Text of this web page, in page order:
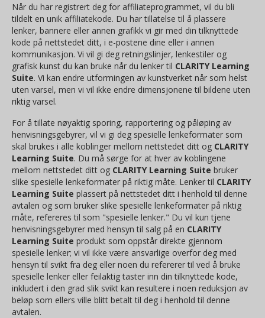
Når du har registrert deg for affiliateprogrammet, vil du bli
tildelt en unik affiliatekode. Du har tillatelse til å plassere
lenker, bannere eller annen grafikk vi gir med din tilknyttede
kode på nettstedet ditt, i e-postene dine eller i annen
kommunikasjon. Vi vil gi deg retningslinjer, lenkestiler og
grafisk kunst du kan bruke når du lenker til CLARITY Learning
Suite. Vi kan endre utformingen av kunstverket når som helst
uten varsel, men vi vil ikke endre dimensjonene til bildene uten
riktig varsel.
For å tillate nøyaktig sporing, rapportering og påløping av
henvisningsgebyrer, vil vi gi deg spesielle lenkeformater som
skal brukes i alle koblinger mellom nettstedet ditt og CLARITY
Learning Suite. Du må sørge for at hver av koblingene
mellom nettstedet ditt og CLARITY Learning Suite bruker
slike spesielle lenkeformater på riktig måte. Lenker til CLARITY
Learning Suite plassert på nettstedet ditt i henhold til denne
avtalen og som bruker slike spesielle lenkeformater på riktig
måte, refereres til som "spesielle lenker." Du vil kun tjene
henvisningsgebyrer med hensyn til salg på en CLARITY
Learning Suite produkt som oppstår direkte gjennom
spesielle lenker; vi vil ikke være ansvarlige overfor deg med
hensyn til svikt fra deg eller noen du refererer til ved å bruke
spesielle lenker eller feilaktig taster inn din tilknyttede kode,
inkludert i den grad slik svikt kan resultere i noen reduksjon av
beløp som ellers ville blitt betalt til deg i henhold til denne
avtalen.